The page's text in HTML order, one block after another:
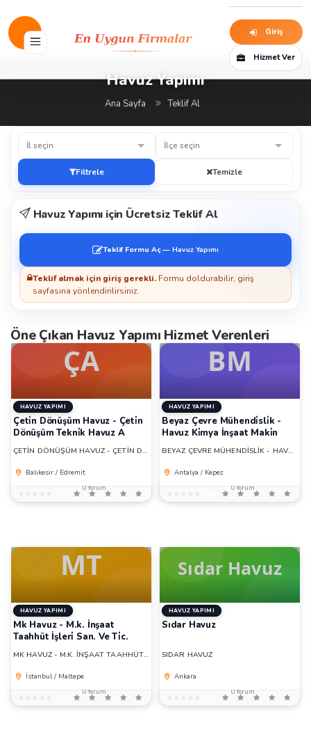
Giriş
Hizmet Ver
Havuz Yapımı
Ana Sayfa Teklif Al
İl seçin İlçe seçin
Filtrele Temizle
Havuz Yapımı için Ücretsiz Teklif Al
Teklif Formu Aç —Havuz Yapımı
Teklif almak için giriş gerekli. Formu doldurabilir, giriş
sayfasına yönlendirilirsiniz.
Öne Çıkan Havuz Yapımı Hizmet Verenleri
HAVUZ YAPIMI
Çeti̇n Dönüşüm Havuz - Çeti̇n
Dönüşüm Tekni̇k Havuz A
ÇETİN DÖNÜŞÜM HAVUZ - ÇETİN DÖNÜŞÜM TEKNİK HAVUZ A
Balıkesir / Edremit
★★★★★
★★★★★
0 Yorum
HAVUZ YAPIMI
Beyaz Çevre Mühendi̇sli̇k -
Havuz Ki̇mya İnşaat Maki̇n
BEYAZ ÇEVRE MÜHENDİSLİK - HAVUZ KİMYA İNŞAAT MAKİN
Antalya / Kepez
★★★★★
★★★★★
0 Yorum
HAVUZ YAPIMI
Mk Havuz - M.k. İnşaat
Taahhüt İşleri̇ San. Ve Ti̇c.
MK HAVUZ - M.K. İNŞAAT TAAHHÜT İŞLERİ SAN. VE TİC.
İstanbul / Maltepe
★★★★★
★★★★★
0 Yorum
HAVUZ YAPIMI
Sıdar Havuz
SIDAR HAVUZ
Ankara
★★★★★
★★★★★
0 Yorum